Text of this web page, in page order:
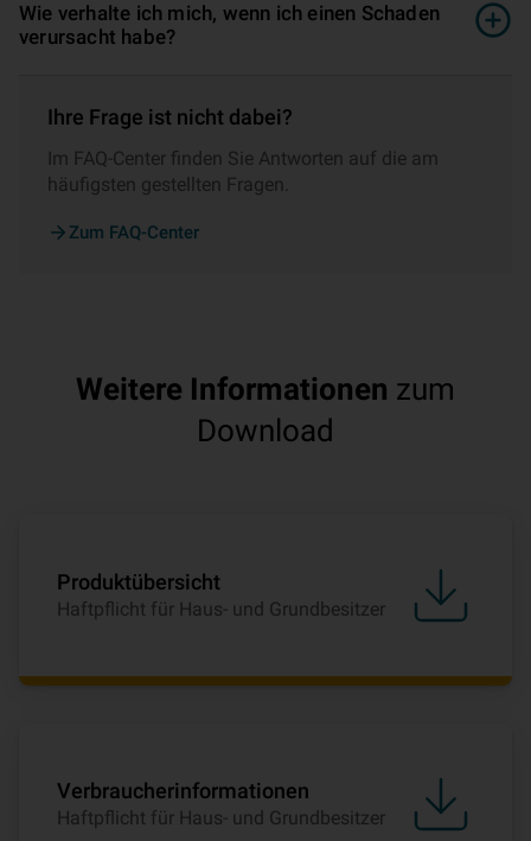
Wie verhalte ich mich, wenn ich einen Schaden
verursacht habe?
Ihre Frage ist nicht dabei?
Im FAQ-Center finden Sie Antworten auf die am
häufigsten gestellten Fragen.
Zum FAQ-Center
Weitere Informationen zum
Download
Produktübersicht
Haftpflicht für Haus- und Grundbesitzer
Verbraucherinformationen
Haftpflicht für Haus- und Grundbesitzer